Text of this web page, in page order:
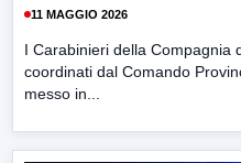
11 MAGGIO 2026
I Carabinieri della Compagnia
coordinati dal Comando
messo in...